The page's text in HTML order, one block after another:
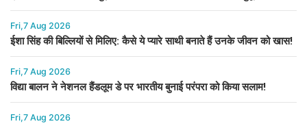
Fri,7 Aug 2026
ईशा सिंह की बिल्लियों से मिलिए: कैसे ये प्यारे साथी बनाते हैं उनके जीवन को खास!
Fri,7 Aug 2026
विद्या बालन ने नेशनल हैंडलूम डे पर भारतीय बुनाई परंपरा को किया सलाम!
Fri,7 Aug 2026